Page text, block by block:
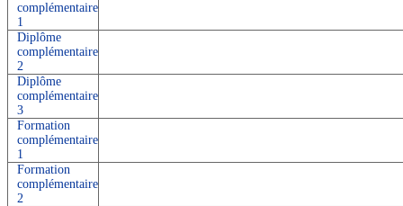
complémentaire
1
Diplôme
complémentaire
2
Diplôme
complémentaire
3
Formation
complémentaire
1
Formation
complémentaire
2